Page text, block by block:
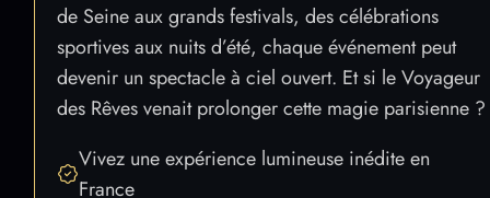
À Paris, la lumière fait partie du décor. Des quais
de Seine aux grands festivals, des célébrations
sportives aux nuits d’été, chaque événement peut
des Rêves venait prolonger cette magie parisienne ?